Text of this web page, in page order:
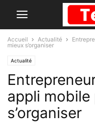
Accueil Actualité
mieux s’organiser
Actualité
appli mobile
s’organiser